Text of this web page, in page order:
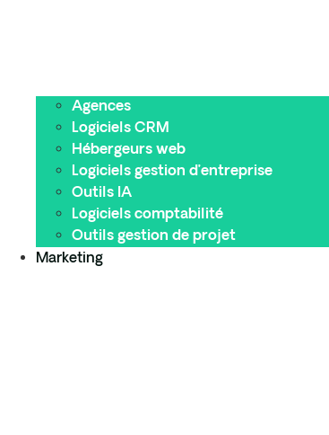
Agences
Logiciels CRM
Hébergeurs web
Logiciels gestion d’entreprise
Outils IA
Logiciels comptabilité
Outils gestion de projet
Marketing